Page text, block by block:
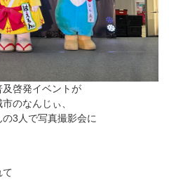
啓発イベントが
のなんじぃ、
3人で写真撮影会に
て